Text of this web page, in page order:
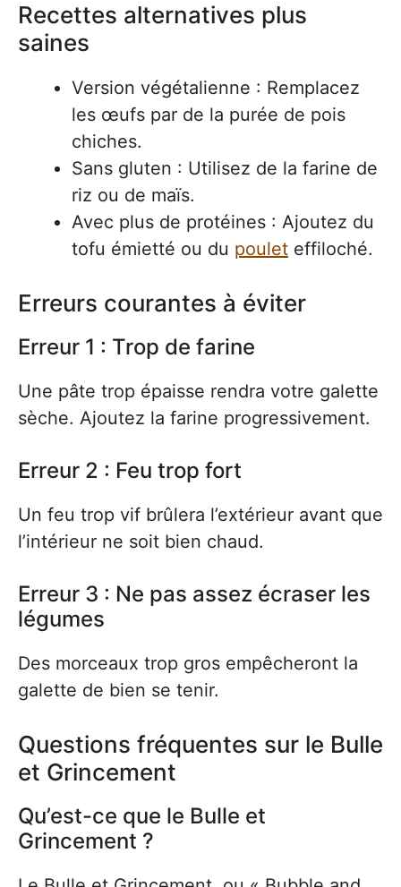
Recettes alternatives plus
saines
Version végétalienne : Remplacez
les œufs par de la purée de pois
chiches.
Sans gluten : Utilisez de la farine de
riz ou de maïs.
Avec plus de protéines : Ajoutez du
tofu émietté ou du poulet effiloché.
Erreurs courantes à éviter
Erreur 1 : Trop de farine
Une pâte trop épaisse rendra votre galette
sèche. Ajoutez la farine progressivement.
Erreur 2 : Feu trop fort
Un feu trop vif brûlera l’extérieur avant que
l’intérieur ne soit bien chaud.
Erreur 3 : Ne pas assez écraser les
légumes
Des morceaux trop gros empêcheront la
galette de bien se tenir.
Questions fréquentes sur le Bulle
et Grincement
Qu’est-ce que le Bulle et
Grincement ?